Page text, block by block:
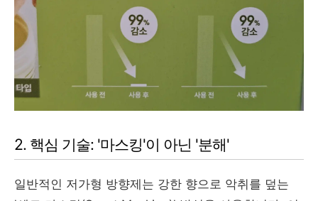
2. 핵심 기술: '마스킹'이 아닌 '분해'
일반적인 저가형 방향제는 강한 향으로 악취를 덮는